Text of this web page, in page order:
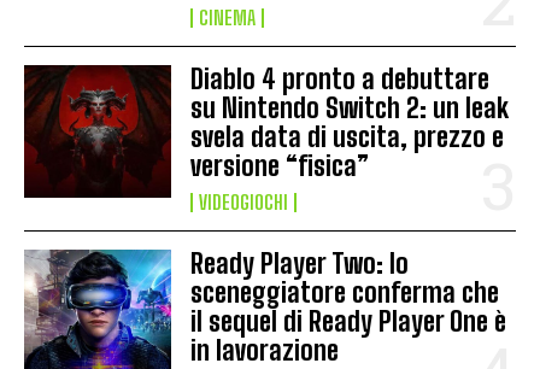
CINEMA
Diablo 4 pronto a debuttare
su Nintendo Switch 2: un leak
svela data di uscita, prezzo e
versione “fisica”
VIDEOGIOCHI
Ready Player Two: lo
sceneggiatore conferma che
il sequel di Ready Player One è
in lavorazione